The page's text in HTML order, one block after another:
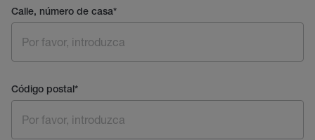
Calle, número de casa*
Código postal*